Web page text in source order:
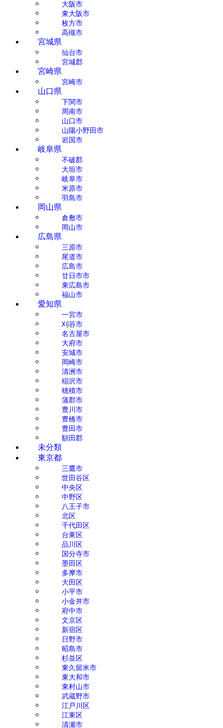
大阪市
東大阪市
枚方市
高槻市
宮城県
仙台市
宮城郡
宮崎県
宮崎市
山口県
下関市
周南市
山口市
山陽小野田市
岩国市
岐阜県
不破郡
大垣市
岐阜市
米原市
羽島市
岡山県
倉敷市
岡山市
広島県
三原市
尾道市
広島市
廿日市市
東広島市
福山市
愛知県
一宮市
刈谷市
名古屋市
大府市
安城市
岡崎市
清洲市
稲沢市
穂積市
蒲郡市
豊川市
豊橋市
豊田市
額田郡
未分類
東京都
三鷹市
世田谷区
中央区
中野区
八王子市
北区
千代田区
台東区
品川区
国分寺市
墨田区
多摩市
大田区
小平市
小金井市
府中市
文京区
新宿区
日野市
昭島市
杉並区
東久留米市
東大和市
東村山市
武蔵野市
江戸川区
江東区
清瀬市